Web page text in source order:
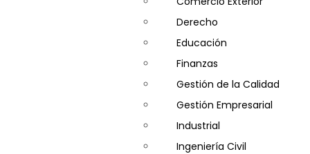
Derecho
Educación
Finanzas
Gestión de la Calidad
Gestión Empresarial
Industrial
Ingeniería Civil